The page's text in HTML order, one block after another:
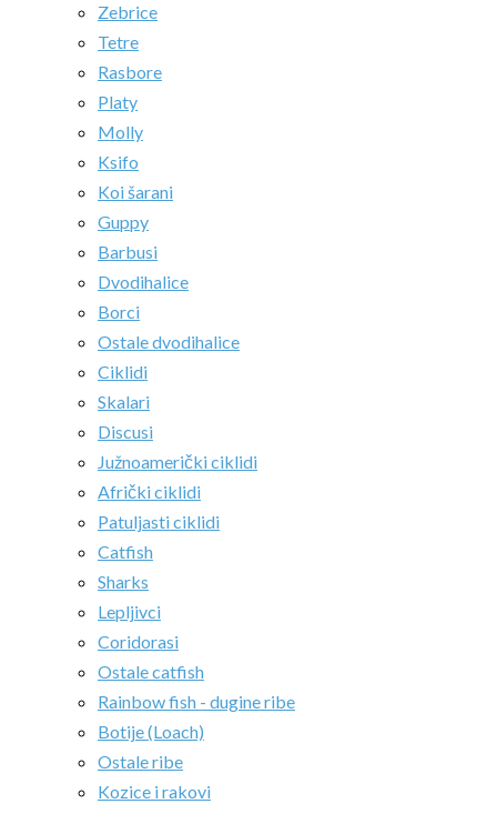
Zebrice
Tetre
Rasbore
Platy
Molly
Ksifo
Koi šarani
Guppy
Barbusi
Dvodihalice
Borci
Ostale dvodihalice
Ciklidi
Skalari
Discusi
Južnoamerički ciklidi
Afrički ciklidi
Patuljasti ciklidi
Catfish
Sharks
Lepljivci
Coridorasi
Ostale catfish
Rainbow fish - dugine ribe
Botije (Loach)
Ostale ribe
Kozice i rakovi